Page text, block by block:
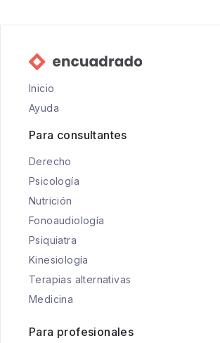
Inicio
Ayuda
Para consultantes
Derecho
Psicología
Nutrición
Fonoaudiología
Psiquiatra
Kinesiología
Terapias alternativas
Medicina
Para profesionales